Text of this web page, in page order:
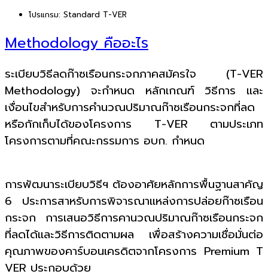
โปรแกรม: Standard T-VER
Methodology คืออะไร
ระเบียบวิธีลดก๊าซเรือนกระจกภาคสมัครใจ (T-VER
Methodology) จะกำหนด หลักเกณฑ์ วิธีการ และ
เงื่อนไขสำหรับการคำนวณปริมาณก๊าซเรือนกระจกที่ลด
หรือกักเก็บได้ของโครงการ T-VER ตามประเภท
โครงการตามที่คณะกรรมการ อบก. กำหนด
การพัฒนาระเบียบวิธีฯ ต้องอาศัยหลักการพื้นฐานสาคัญ
6 ประการสาหรับการพิจารณาแหล่งการปล่อยก๊าซเรือน
กระจก การเสนอวิธีการคานวณปริมาณก๊าซเรือนกระจก
ที่ลดได้และวิธีการติดตามผล เพื่อสร้างความเชื่อมั่นต่อ
คุณภาพของคาร์บอนเครดิตจากโครงการ Premium T
VER ประกอบด้วย